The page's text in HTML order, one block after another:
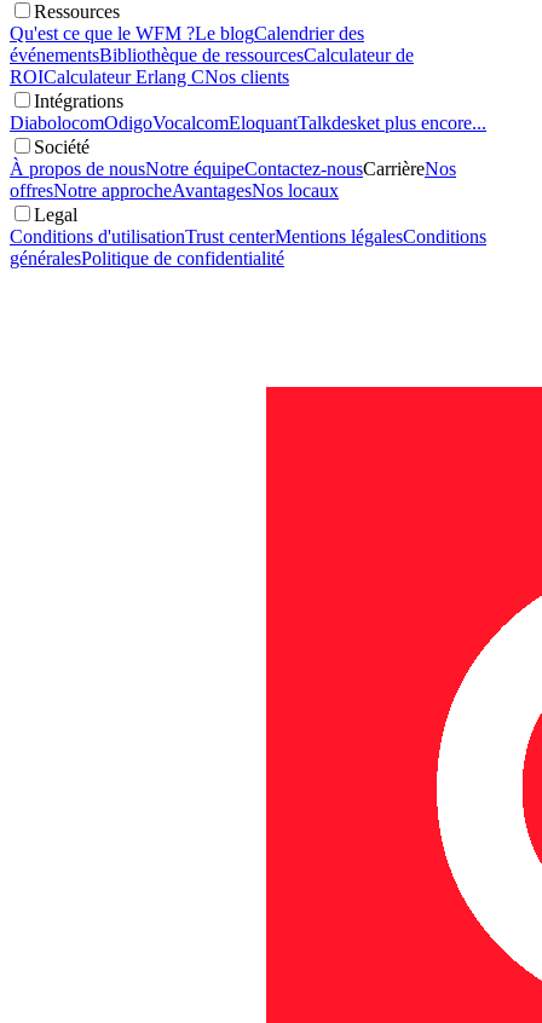
Ressources
Qu'est ce que le WFM ?Le blogCalendrier des
événementsBibliothèque de ressourcesCalculateur de
ROICalculateur Erlang CNos clients
Intégrations
DiabolocomOdigoVocalcomEloquantTalkdesket plus encore...
Société
À propos de nousNotre équipeContactez-nousCarrièreNos
offresNotre approcheAvantagesNos locaux
Legal
Conditions d'utilisationTrust centerMentions légalesConditions
généralesPolitique de confidentialité